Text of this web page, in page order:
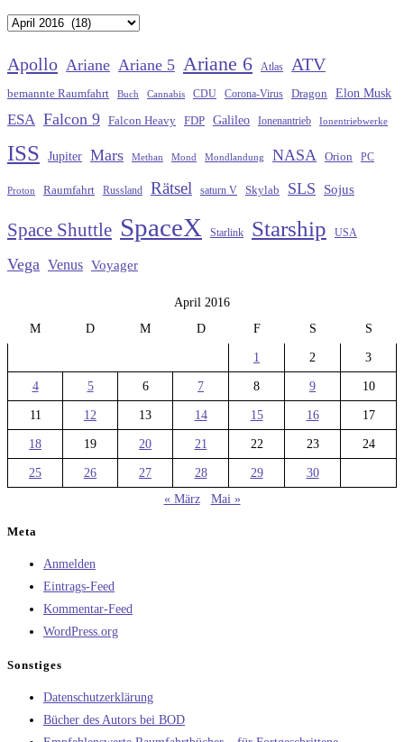
Archiv
Apollo Ariane Ariane 5 Ariane 6 Atlas ATV
bemannte Raumfahrt Buch Cannabis CDU Corona-Virus Dragon Elon Musk
ESA Falcon 9 Falcon Heavy FDP Galileo Ionenantrieb Ionentriebwerke
ISS Jupiter Mars Methan Mond Mondlandung NASA Orion PC
Proton Raumfahrt Russland Rätsel saturn V Skylab SLS Sojus
Space Shuttle SpaceX Starlink Starship USA
Vega Venus Voyager
April 2016
M
D M D F S S
1 2 3
4 5 6 7 8 9 10
11 12 13 14 15 16 17
18 19 20 21 22 23 24
25 26 27 28 29
30
« März
Mai »
Meta
Anmelden
Eintrags-Feed
Kommentar-Feed
WordPress.org
Sonstiges
Datenschutzerklärung
Bücher des Autors bei BOD